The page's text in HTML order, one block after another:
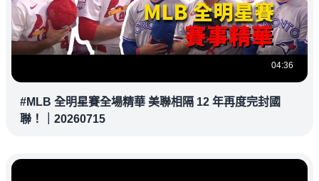
04:36
#MLB 全明星賽全場精華 美聯相隔 12 年再度完封國
聯！｜20260715